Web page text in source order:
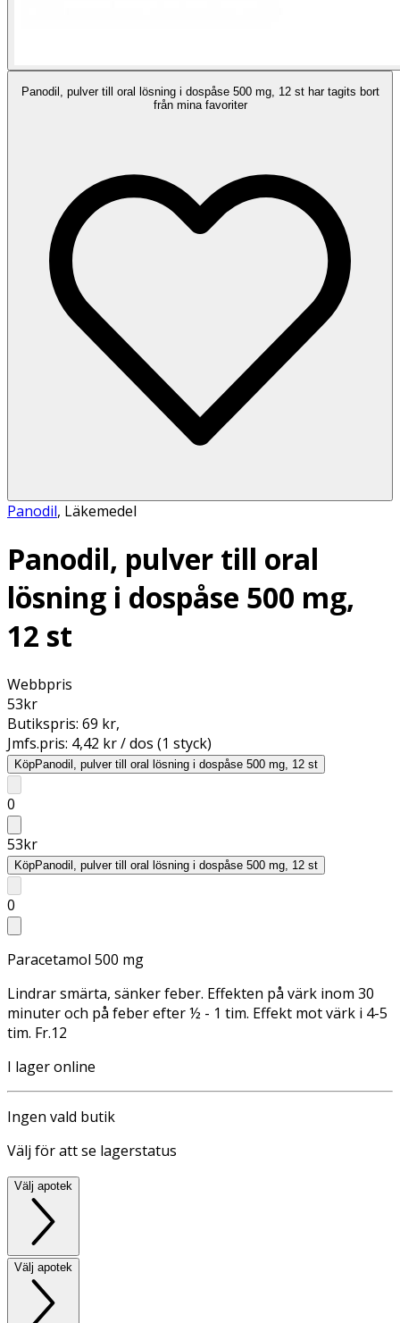
Panodil, pulver till oral lösning i dospåse 500 mg, 12 st har tagits bort
från mina favoriter
Panodil, Läkemedel
Panodil, pulver till oral
lösning i dospåse 500 mg,
12 st
Webbpris
53kr
Butikspris: 69 kr,
Jmfs.pris: 4,42 kr / dos (1 styck)
KöpPanodil, pulver till oral lösning i dospåse 500 mg, 12 st
0
53kr
KöpPanodil, pulver till oral lösning i dospåse 500 mg, 12 st
0
Paracetamol 500 mg
Lindrar smärta, sänker feber. Effekten på värk inom 30
minuter och på feber efter ½ - 1 tim. Effekt mot värk i 4-5
tim. Fr.12
I lager online
Ingen vald butik
Välj för att se lagerstatus
Välj apotek
Välj apotek